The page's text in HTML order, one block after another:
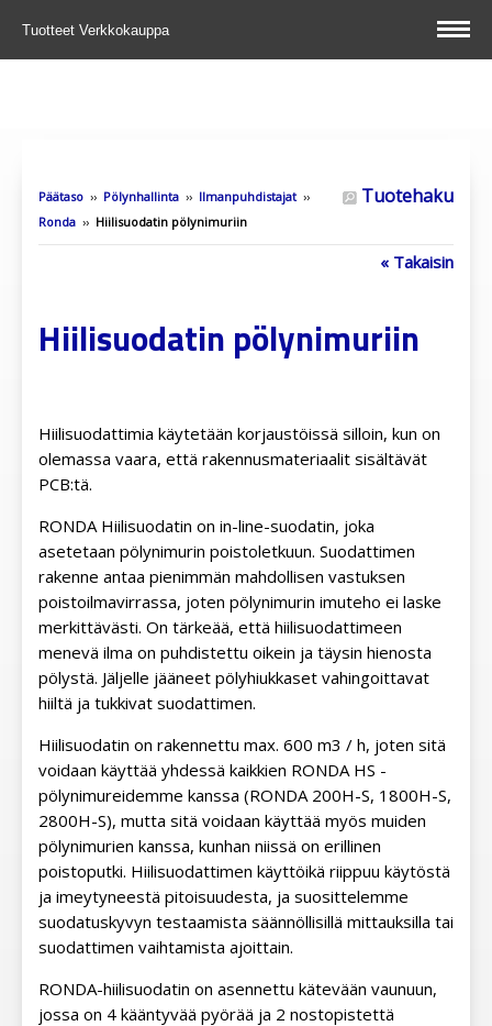
Tuotteet Verkkokauppa
Tuotehaku
Päätaso ›› Pölynhallinta ›› Ilmanpuhdistajat››
Ronda ›› Hiilisuodatin pölynimuriin
« Takaisin
Hiilisuodatin pölynimuriin
Hiilisuodattimia käytetään korjaustöissä silloin, kun on
olemassa vaara, että rakennusmateriaalit sisältävät
PCB:tä.
RONDA Hiilisuodatin on in-line-suodatin, joka
asetetaan pölynimurin poistoletkuun. Suodattimen
rakenne antaa pienimmän mahdollisen vastuksen
poistoilmavirrassa, joten pölynimurin imuteho ei laske
merkittävästi. On tärkeää, että hiilisuodattimeen
menevä ilma on puhdistettu oikein ja täysin hienosta
pölystä. Jäljelle jääneet pölyhiukkaset vahingoittavat
hiiltä ja tukkivat suodattimen.
Hiilisuodatin on rakennettu max. 600 m3 / h, joten sitä
voidaan käyttää yhdessä kaikkien RONDA HS -
pölynimureidemme kanssa (RONDA 200H-S, 1800H-S,
2800H-S), mutta sitä voidaan käyttää myös muiden
pölynimurien kanssa, kunhan niissä on erillinen
poistoputki. Hiilisuodattimen käyttöikä riippuu käytöstä
ja imeytyneestä pitoisuudesta, ja suosittelemme
suodatuskyvyn testaamista säännöllisillä mittauksilla tai
suodattimen vaihtamista ajoittain.
RONDA-hiilisuodatin on asennettu kätevään vaunuun,
jossa on 4 kääntyvää pyörää ja 2 nostopistettä